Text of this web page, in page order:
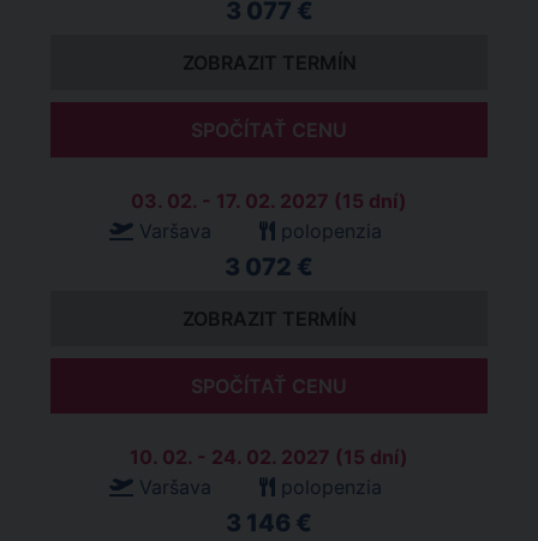
3 077 €
ZOBRAZIT TERMÍN
SPOČÍTAŤ CENU
03. 02. - 17. 02. 2027 (15 dní)
Varšava
polopenzia
3 072 €
ZOBRAZIT TERMÍN
SPOČÍTAŤ CENU
10. 02. - 24. 02. 2027 (15 dní)
Varšava
polopenzia
3 146 €